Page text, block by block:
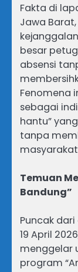
Fakta di
Jawa
besar
absensi
Fenomena
sebagai
hantu”
tanpa
Temuan
Bandung”
Puncak
19 April
menggelar
program